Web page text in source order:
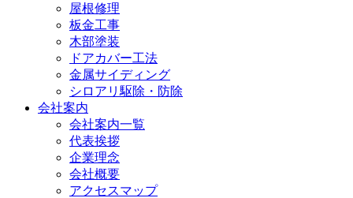
屋根修理
板金工事
木部塗装
ドアカバー工法
金属サイディング
シロアリ駆除・防除
会社案内
会社案内一覧
代表挨拶
企業理念
会社概要
アクセスマップ